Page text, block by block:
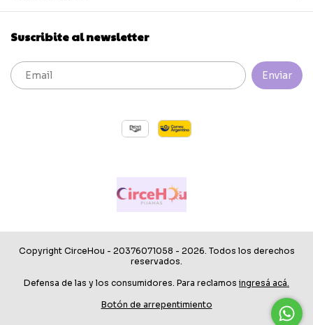
Suscribite al newsletter
Copyright CirceHou - 20376071058 - 2026. Todos los derechos
reservados.
Defensa de las y los consumidores. Para reclamos ingresá acá.
Botón de arrepentimiento